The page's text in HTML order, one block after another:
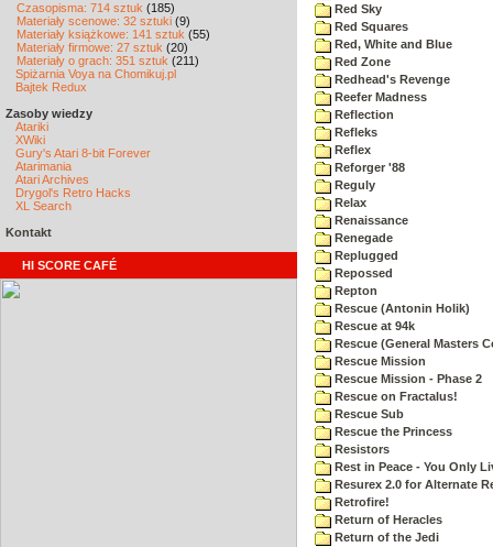
Czasopisma: 714 sztuk (185)
Materiały scenowe: 32 sztuki (9)
Materiały książkowe: 141 sztuk (55)
Materiały firmowe: 27 sztuk (20)
Materiały o grach: 351 sztuk (211)
Spiżarnia Voya na Chomikuj.pl
Bajtek Redux
Zasoby wiedzy
Atariki
XWiki
Gury's Atari 8-bit Forever
Atarimania
Atari Archives
Drygol's Retro Hacks
XL Search
Kontakt
HI SCORE CAFÉ
Red Sky
Red Squares
Red, White and Blue
Red Zone
Redhead's Revenge
Reefer Madness
Reflection
Refleks
Reflex
Reforger '88
Reguly
Relax
Renaissance
Renegade
Replugged
Repossed
Repton
Rescue (Antonin Holik)
Rescue at 94k
Rescue (General Masters
Rescue Mission
Rescue Mission - Phase 2
Rescue on Fractalus!
Rescue Sub
Rescue the Princess
Resistors
Rest in Peace - You Only
Resurex 2.0 for Alternate
Retrofire!
Return of Heracles
Return of the Jedi